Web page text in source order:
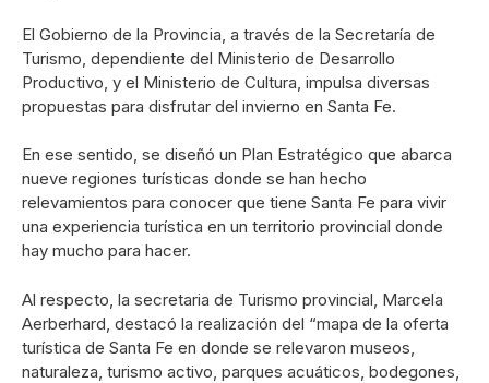
El Gobierno de la Provincia, a través de la Secretaría de
Turismo, dependiente del Ministerio de Desarrollo
Productivo, y el Ministerio de Cultura, impulsa diversas
propuestas para disfrutar del invierno en Santa Fe.
En ese sentido, se diseñó un Plan Estratégico que abarca
nueve regiones turísticas donde se han hecho
relevamientos para conocer que tiene Santa Fe para vivir
una experiencia turística en un territorio provincial donde
hay mucho para hacer.
Al respecto, la secretaria de Turismo provincial, Marcela
Aerberhard, destacó la realización del “mapa de la oferta
turística de Santa Fe en donde se relevaron museos,
naturaleza, turismo activo, parques acuáticos, bodegones,